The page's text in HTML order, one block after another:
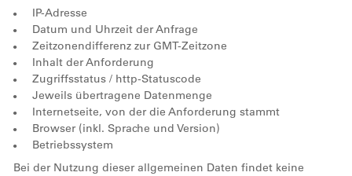
IP-Adresse
Datum und Uhrzeit der Anfrage
Zeitzonendifferenz zur GMT-Zeitzone
Inhalt der Anforderung
Zugriffsstatus / http-Statuscode
Jeweils übertragene Datenmenge
Internetseite, von der die Anforderung stammt
Browser (inkl. Sprache und Version)
Betriebssystem
Bei der Nutzung dieser allgemeinen Daten findet keine